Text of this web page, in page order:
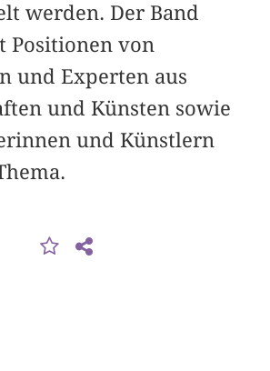
werden. Der Band
Positionen von
und Experten aus
und Künsten sowie
und Künstlern